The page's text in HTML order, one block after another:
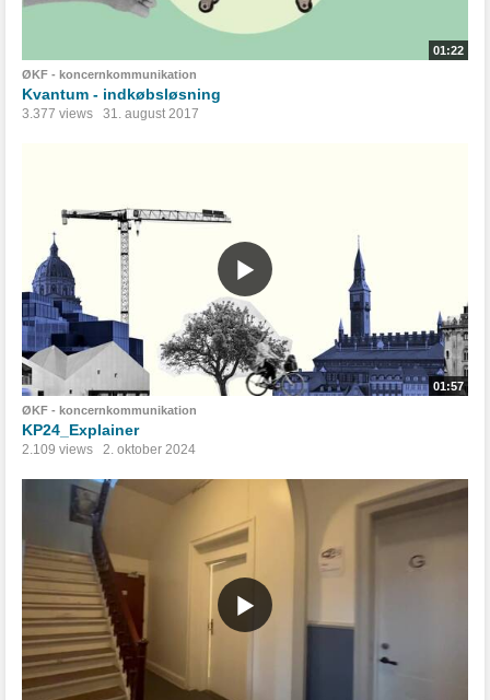
01:22
ØKF - koncernkommunikation
Kvantum - indkøbsløsning
3.377 views 31. august 2017
01:57
ØKF - koncernkommunikation
KP24_Explainer
2.109 views 2. oktober 2024